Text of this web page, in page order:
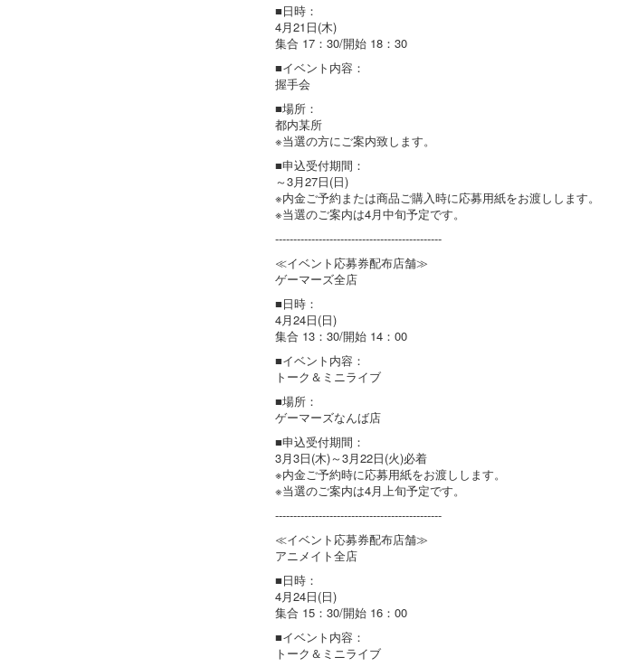
■日時：
4月21日(木)
集合 17：30/開始 18：30
■イベント内容：
握手会
■場所：
都内某所
※当選の方にご案内致します。
■申込受付期間：
～3月27日(日)
※内金ご予約または商品ご購入時に応募用紙をお渡しします。
※当選のご案内は4月中旬予定です。
----------------------------------------------
≪イベント応募券配布店舗≫
ゲーマーズ全店
■日時：
4月24日(日)
集合 13：30/開始 14：00
■イベント内容：
トーク＆ミニライブ
■場所：
ゲーマーズなんば店
■申込受付期間：
3月3日(木)～3月22日(火)必着
※内金ご予約時に応募用紙をお渡しします。
※当選のご案内は4月上旬予定です。
----------------------------------------------
≪イベント応募券配布店舗≫
アニメイト全店
■日時：
4月24日(日)
集合 15：30/開始 16：00
■イベント内容：
トーク＆ミニライブ